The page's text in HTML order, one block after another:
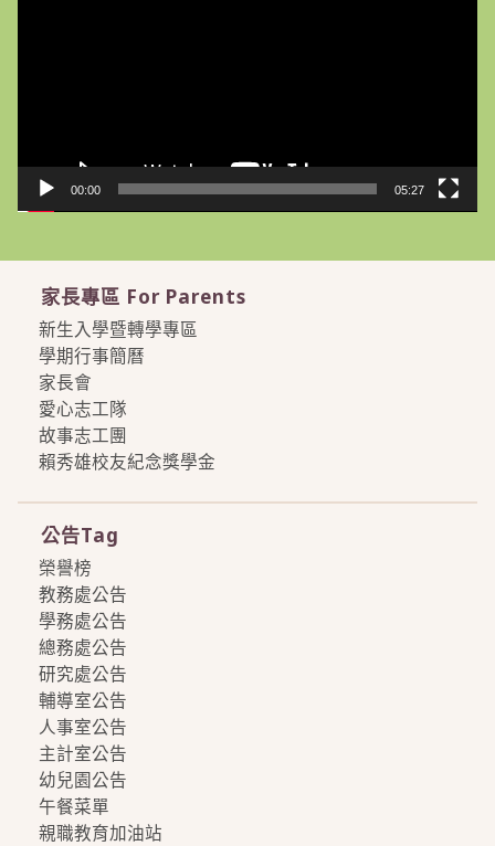
00:00 05:27
家長專區 For Parents
新生入學暨轉學專區
學期行事簡曆
家長會
愛心志工隊
故事志工團
賴秀雄校友紀念獎學金
公告Tag
榮譽榜
教務處公告
學務處公告
總務處公告
研究處公告
輔導室公告
人事室公告
主計室公告
幼兒園公告
午餐菜單
親職教育加油站